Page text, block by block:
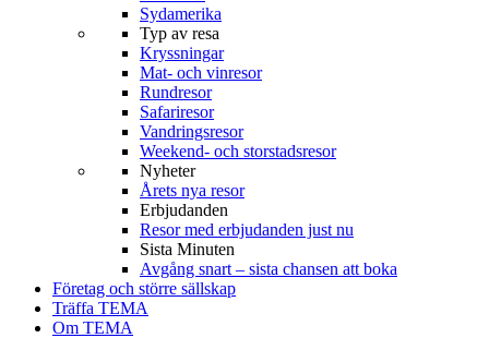
Sydamerika
Typ av resa
Kryssningar
Mat- och vinresor
Rundresor
Safariresor
Vandringsresor
Weekend- och storstadsresor
Nyheter
Årets nya resor
Erbjudanden
Resor med erbjudanden just nu
Sista Minuten
Avgång snart – sista chansen att boka
Företag och större sällskap
Träffa TEMA
Om TEMA